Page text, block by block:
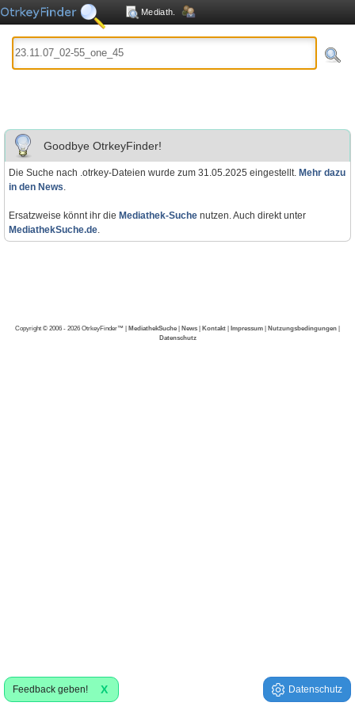
Mediath.
Goodbye OtrkeyFinder!
Die Suche nach .otrkey-Dateien wurde zum 31.05.2025 eingestellt. Mehr dazu
in den News.
Ersatzweise könnt ihr die Mediathek-Suche nutzen. Auch direkt unter
MediathekSuche.de.
Copyright © 2006 - 2026 OtrkeyFinder™ | MediathekSuche | News | Kontakt | Impressum | Nutzungsbedingungen |
Datenschutz
Feedback geben! X Datenschutz